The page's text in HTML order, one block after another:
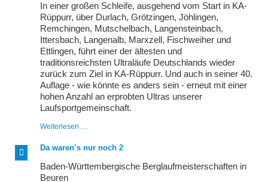
In einer großen Schleife, ausgehend vom Start in KA-
Rüppurr, über Durlach, Grötzingen, Jöhlingen,
Remchingen, Mutschelbach, Langensteinbach,
Ittersbach, Langenalb, Marxzell, Fischweiher und
Ettlingen, führt einer der ältesten und
traditionsreichsten Ultraläufe Deutschlands wieder
zurück zum Ziel in KA-Rüppurr. Und auch in seiner 40.
Auflage - wie könnte es anders sein - erneut mit einer
hohen Anzahl an erprobten Ultras unserer
Laufsportgemeinschaft.
Weiterlesen …
Jubiläum
Da waren’s nur noch 2
Baden-Württembergische Berglaufmeisterschaften in
Beuren